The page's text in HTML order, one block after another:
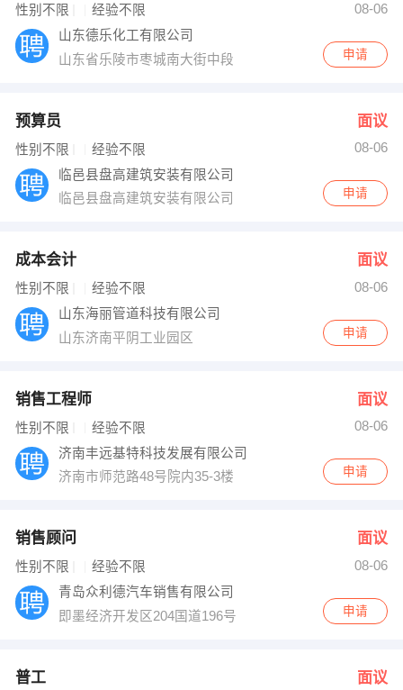
出纳
编辑
跟单
其他职位
性别不限 经验不限
08-06
山东德乐化工有限公司
山东省乐陵市枣城南大街中段
申请
预算员 面议
性别不限 经验不限
08-06
临邑县盘高建筑安装有限公司
临邑县盘高建筑安装有限公司
申请
成本会计 面议
性别不限 经验不限
08-06
山东海丽管道科技有限公司
山东济南平阴工业园区
申请
销售工程师 面议
性别不限 经验不限
08-06
济南丰远基特科技发展有限公司
济南市师范路48号院内35-3楼
申请
销售顾问 面议
性别不限 经验不限
08-06
青岛众利德汽车销售有限公司
即墨经济开发区204国道196号
申请
普工 面议